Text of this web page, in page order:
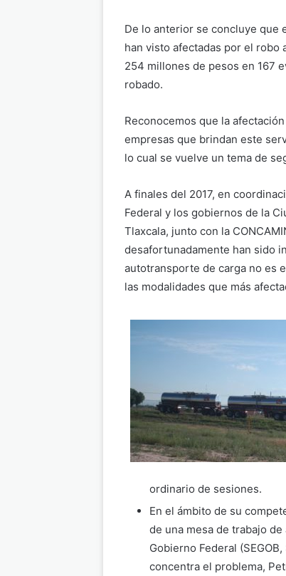
De lo anterior se concluye que
han visto afectadas por el robo
254 millones de pesos en 167
robado.
Reconocemos que la
empresas que brindan este
lo cual se vuelve un tema de
A finales del 2017, en
Federal y los gobiernos de la
Tlaxcala, junto con la
desafortunadamente han sido
autotransporte de carga no es
las modalidades que más
ordinario de sesiones.
En el ámbito de su
de una mesa de trabajo
Gobierno Federal
concentra el problema,